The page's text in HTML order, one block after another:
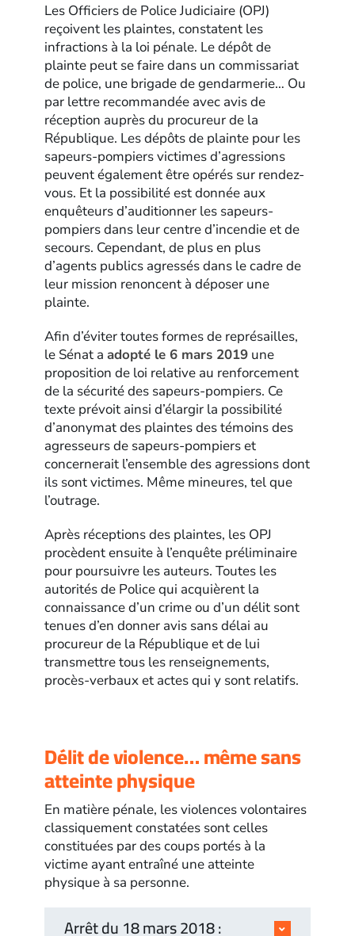
Les Officiers de Police Judiciaire (OPJ)
reçoivent les plaintes, constatent les
infractions à la loi pénale. Le dépôt de
plainte peut se faire dans un commissariat
de police, une brigade de gendarmerie… Ou
par lettre recommandée avec avis de
réception auprès du procureur de la
République. Les dépôts de plainte pour les
sapeurs-pompiers victimes d’agressions
peuvent également être opérés sur rendez-
vous. Et la possibilité est donnée aux
enquêteurs d’auditionner les sapeurs-
pompiers dans leur centre d’incendie et de
secours. Cependant, de plus en plus
d’agents publics agressés dans le cadre de
leur mission renoncent à déposer une
plainte.
Afin d’éviter toutes formes de représailles,
le Sénat aadopté le 6 mars 2019 une
proposition de loi relative au renforcement
de la sécurité des sapeurs-pompiers. Ce
texte prévoit ainsi d’élargir la possibilité
d’anonymat des plaintes des témoins des
agresseurs de sapeurs-pompiers et
concernerait l’ensemble des agressions dont
ils sont victimes. Même mineures, tel que
l’outrage.
Après réceptions des plaintes, les OPJ
procèdent ensuite à l’enquête préliminaire
pour poursuivre les auteurs. Toutes les
autorités de Police qui acquièrent la
connaissance d’un crime ou d’un délit sont
tenues d’en donner avis sans délai au
procureur de la République et de lui
transmettre tous les renseignements,
procès-verbaux et actes qui y sont relatifs.
Délit de violence… même sans
atteinte physique
En matière pénale, les violences volontaires
classiquement constatées sont celles
constituées par des coups portés à la
victime ayant entraîné une atteinte
physique à sa personne.
Arrêt du 18 mars 2018 :